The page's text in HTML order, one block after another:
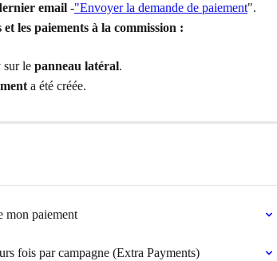
email -"Envoyer la demande de paiement".
les paiements à la commission :
sur le panneau latéral.
a été créée.
mon paiement
fois par campagne (Extra Payments)